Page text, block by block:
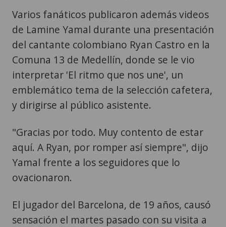
Varios fanáticos publicaron además videos
de Lamine Yamal durante una presentación
del cantante colombiano Ryan Castro en la
Comuna 13 de Medellín, donde se le vio
interpretar 'El ritmo que nos une', un
emblemático tema de la selección cafetera,
y dirigirse al público asistente.
"Gracias por todo. Muy contento de estar
aquí. A Ryan, por romper así siempre", dijo
Yamal frente a los seguidores que lo
ovacionaron.
El jugador del Barcelona, de 19 años, causó
sensación el martes pasado con su visita a